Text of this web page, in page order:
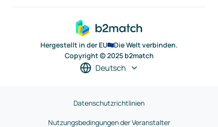
Hergestellt in der EU
Die Welt verbinden.
Copyright © 2025 b2match
Deutsch
Datenschutzrichtlinien
Nutzungsbedingungen der Veranstalter